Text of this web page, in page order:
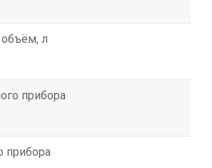
л
прибора
прибора